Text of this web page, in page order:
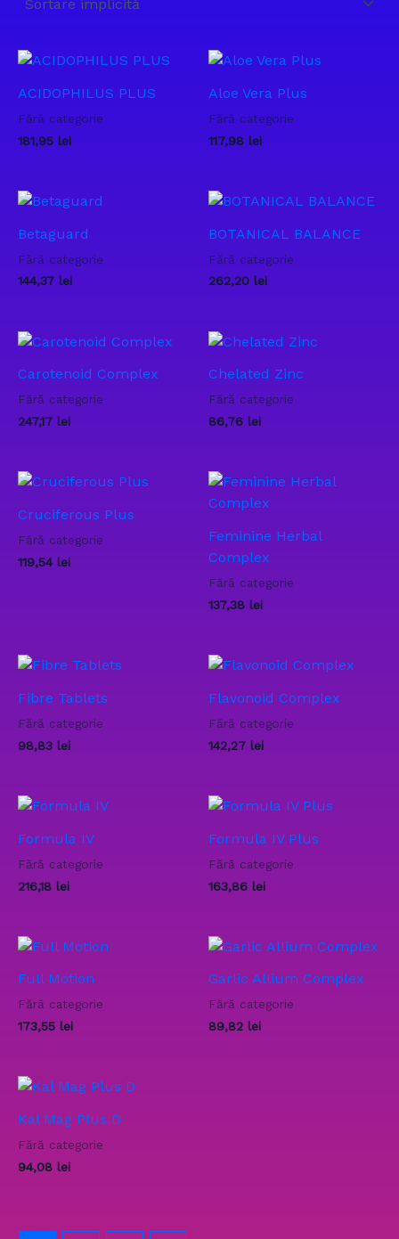
ACIDOPHILUS PLUS
Fără categorie
181,95 lei
Aloe Vera Plus
Fără categorie
117,98 lei
Betaguard
Fără categorie
144,37 lei
BOTANICAL BALANCE
Fără categorie
262,20 lei
Carotenoid Complex
Fără categorie
247,17 lei
Chelated Zinc
Fără categorie
86,76 lei
Cruciferous Plus
Fără categorie
119,54 lei
Feminine Herbal
Complex
Fără categorie
137,38 lei
Fibre Tablets
Fără categorie
98,83 lei
Flavonoid Complex
Fără categorie
142,27 lei
Formula IV
Fără categorie
216,18 lei
Formula IV Plus
Fără categorie
163,86 lei
Full Motion
Fără categorie
173,55 lei
Garlic Allium Complex
Fără categorie
89,82 lei
Kal Mag Plus D
Fără categorie
94,08 lei